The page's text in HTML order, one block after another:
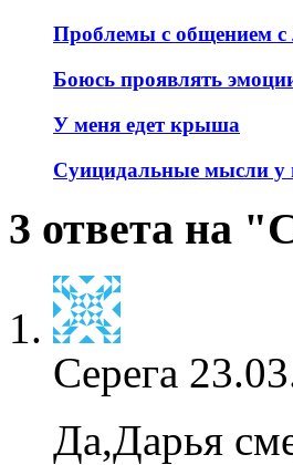
Проблемы с общением
Боюсь проявлять
У меня едет крыша
Суицидальные мысли у
3 ответа на
Серега
Да,Дарья